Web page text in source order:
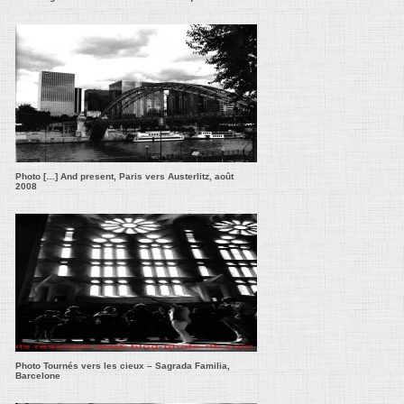
Photo […] And present, Paris vers Austerlitz, août
2008
Photo Tournés vers les cieux – Sagrada Familia,
Barcelone